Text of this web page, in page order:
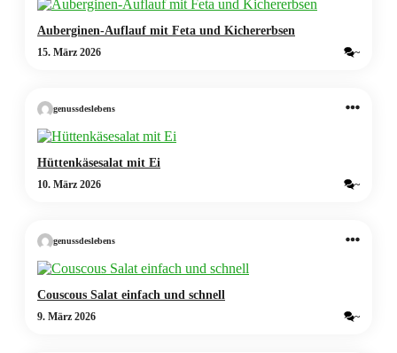
Auberginen-Auflauf mit Feta und Kichererbsen
15. März 2026 ~
genussdeslebens
Hüttenkäsesalat mit Ei
10. März 2026 ~
genussdeslebens
Couscous Salat einfach und schnell
9. März 2026 ~